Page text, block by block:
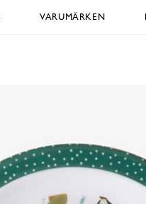
VARUMÄRKEN